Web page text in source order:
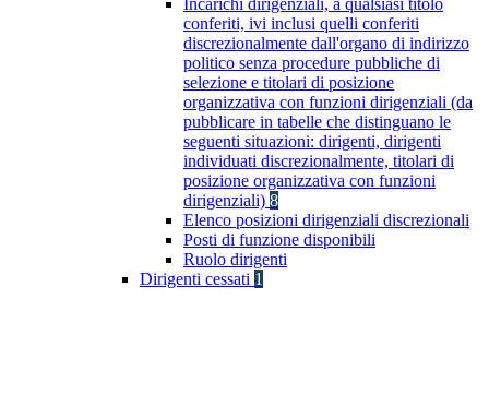
Incarichi dirigenziali, a qualsiasi titolo
conferiti, ivi inclusi quelli conferiti
discrezionalmente dall'organo di indirizzo
politico senza procedure pubbliche di
selezione e titolari di posizione
organizzativa con funzioni dirigenziali (da
pubblicare in tabelle che distinguano le
seguenti situazioni: dirigenti, dirigenti
individuati discrezionalmente, titolari di
posizione organizzativa con funzioni
dirigenziali) 8
Elenco posizioni dirigenziali discrezionali
Posti di funzione disponibili
Ruolo dirigenti
Dirigenti cessati 1